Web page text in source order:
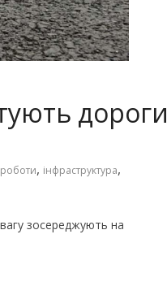
дороги
, інфраструктура,
зосереджують на